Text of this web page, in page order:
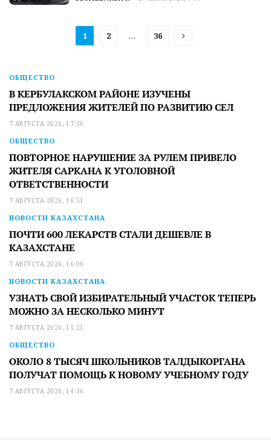
1 2 … 36
ОБЩЕСТВО
В КЕРБУЛАКСКОМ РАЙОНЕ ИЗУЧЕНЫ
ПРЕДЛОЖЕНИЯ ЖИТЕЛЕЙ ПО РАЗВИТИЮ СЕЛ
7 АВГУСТА 2026, 17:36
ОБЩЕСТВО
ПОВТОРНОЕ НАРУШЕНИЕ ЗА РУЛЕМ ПРИВЕЛО
ЖИТЕЛЯ САРКАНА К УГОЛОВНОЙ
ОТВЕТСТВЕННОСТИ
7 АВГУСТА 2026, 16:51
НОВОСТИ КАЗАХСТАНА
ПОЧТИ 600 ЛЕКАРСТВ СТАЛИ ДЕШЕВЛЕ В
КАЗАХСТАНЕ
7 АВГУСТА 2026, 16:06
НОВОСТИ КАЗАХСТАНА
УЗНАТЬ СВОЙ ИЗБИРАТЕЛЬНЫЙ УЧАСТОК ТЕПЕРЬ
МОЖНО ЗА НЕСКОЛЬКО МИНУТ
7 АВГУСТА 2026, 15:21
ОБЩЕСТВО
ОКОЛО 8 ТЫСЯЧ ШКОЛЬНИКОВ ТАЛДЫКОРГАНА
ПОЛУЧАТ ПОМОЩЬ К НОВОМУ УЧЕБНОМУ ГОДУ
7 АВГУСТА 2026, 14:36